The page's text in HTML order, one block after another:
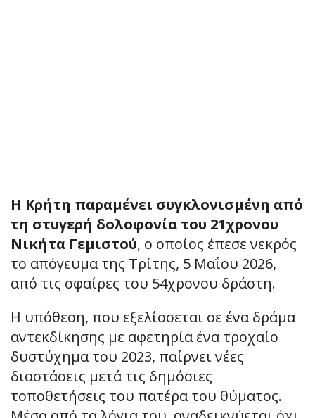
Η Κρήτη παραμένει συγκλονισμένη από
τη στυγερή δολοφονία του 21χρονου
Νικήτα Γεμιστού, ο οποίος έπεσε νεκρός
το απόγευμα της Τρίτης, 5 Μαΐου 2026,
από τις σφαίρες του 54χρονου δράστη.
Η υπόθεση, που εξελίσσεται σε ένα δράμα
αντεκδίκησης με αφετηρία ένα τροχαίο
δυστύχημα του 2023, παίρνει νέες
διαστάσεις μετά τις δημόσιες
τοποθετήσεις του πατέρα του θύματος.